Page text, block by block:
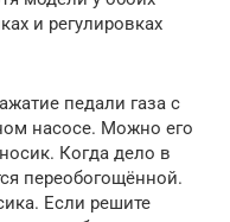
и регулировках
педали газа с
насосе. Можно его
Когда дело в
переобогощённой.
Если решите